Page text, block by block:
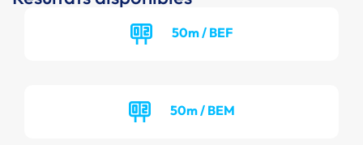
50m / BEF
50m / BEM